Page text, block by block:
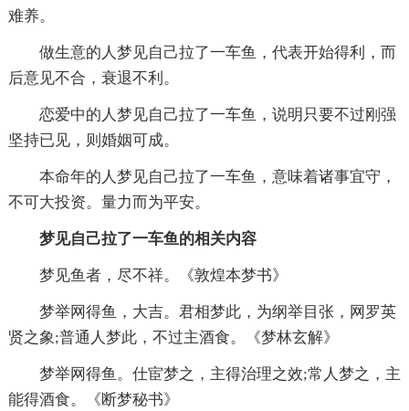
难养。
做生意的人梦见自己拉了一车鱼，代表开始得利，而
后意见不合，衰退不利。
恋爱中的人梦见自己拉了一车鱼，说明只要不过刚强
坚持已见，则婚姻可成。
本命年的人梦见自己拉了一车鱼，意味着诸事宜守，
不可大投资。量力而为平安。
梦见自己拉了一车鱼的相关内容
梦见鱼者，尽不祥。《敦煌本梦书》
梦举网得鱼，大吉。君相梦此，为纲举目张，网罗英
贤之象;普通人梦此，不过主酒食。《梦林玄解》
梦举网得鱼。仕宦梦之，主得治理之效;常人梦之，主
能得酒食。《断梦秘书》